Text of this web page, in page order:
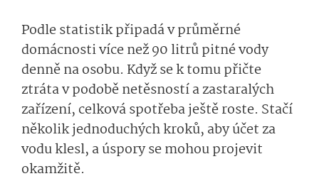
Podle statistik připadá v průměrné
domácnosti více než 90 litrů pitné vody
denně na osobu. Když se k tomu přičte
ztráta v podobě netěsností a zastaralých
zařízení, celková spotřeba ještě roste. Stačí
několik jednoduchých kroků, aby účet za
vodu klesl, a úspory se mohou projevit
okamžitě.